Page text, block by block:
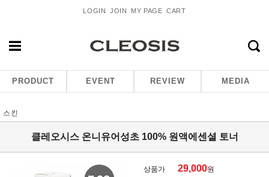
LOGIN JOIN MY PAGE CART
PRODUCT EVENT REVIEW MEDIA
스킨
클레오시스 온니유어성초 100% 원액에센셜 토너
상품가 29,000원